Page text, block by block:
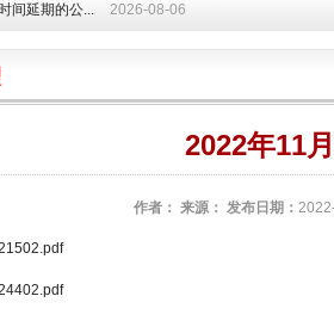
间延期的公... 2026-08-06
2022年11
作者： 来源： 发布日期：